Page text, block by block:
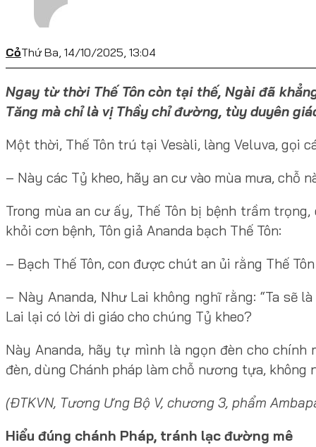
CỏThứ Ba, 14/10/2025, 13:04
Ngay từ thời Thế Tôn còn tại thế, Ngài đã
Tăng mà chỉ là vị Thầy chỉ đường, tùy duyên
Một thời, Thế Tôn trú tại Vesàli, làng Veluva, gọi
– Này các Tỷ kheo, hãy an cư vào mùa mưa, chỗ
Trong mùa an cư ấy, Thế Tôn bị bệnh trầm
khỏi cơn bệnh, Tôn giả Ananda bạch Thế Tôn:
– Bạch Thế Tôn, con được chút an ủi rằng Thế
– Này Ananda, Như Lai không nghĩ rằng: “Ta sẽ
Lai lại có lời di giáo cho chúng Tỷ kheo?
Này Ananda, hãy tự mình là ngọn đèn cho
đèn, dùng Chánh pháp làm chỗ nương tựa,
(ĐTKVN, Tương Ưng Bộ V, chương 3, phẩm
Hiểu đúng chánh Pháp, tránh lạc đường mê